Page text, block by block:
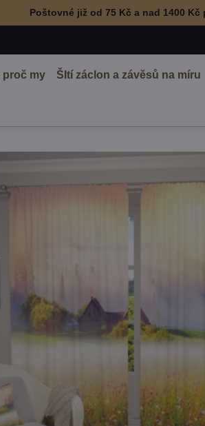
Poštovné již od 75 Kč a nad 1400
proč my ŠItí záclon a závěsů na míru